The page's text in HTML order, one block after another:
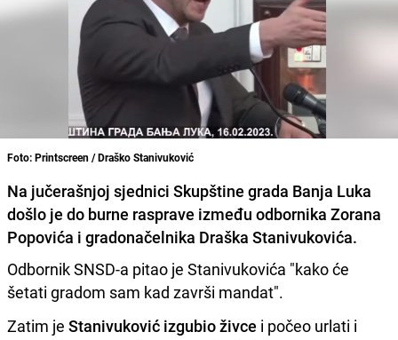
Foto: Printscreen / Draško Stanivuković
Na jučerašnjoj sjednici Skupštine grada Banja Luka
došlo je do burne rasprave između odbornika Zorana
Popovića i gradonačelnika Draška Stanivukovića.
Odbornik SNSD-a pitao je Stanivukovića "kako će
šetati gradom sam kad završi mandat".
Zatim je Stanivuković izgubio živce i počeo urlati i